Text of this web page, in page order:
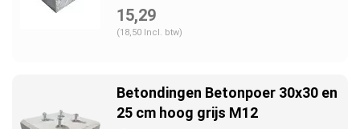
15,29
(18,50 Incl. btw)
Betondingen Betonpoer 30x30 en
25 cm hoog grijs M12